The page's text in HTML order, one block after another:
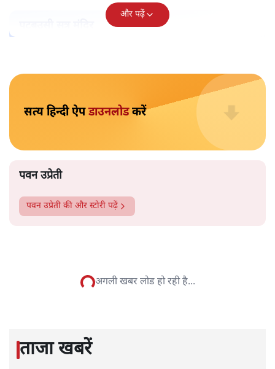
उसके पीछे पुरुषवादी मानसिकता नहीं है जो महिलाओं को कमतर
सबरीमला का अयप्पा मंदिर देश का अकेला मंदिर नहीं है, जहां
महिलाओं को नहीं घुसने दिया जाता है। बड़े ऐसे कई मंदिर हैं, जहां
ऐसा होता है। कुछ मंदिर ऐसे हैं जहां माहवारी के दौरान उन्हें मंदिर
के अंदर नहीं जाने को कहा जाता है। कुछ ऐसे भी हैं, जहां माहवारी
पटबउसी सत्र मंदिर
सत्य हिन्दी ऐपडाउनलोड करें
पवन उप्रेती